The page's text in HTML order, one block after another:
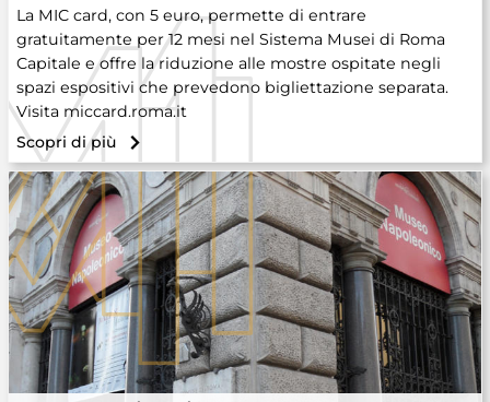
La MIC card, con 5 euro, permette di entrare
gratuitamente per 12 mesi nel Sistema Musei di Roma
Capitale e offre la riduzione alle mostre ospitate negli
spazi espositivi che prevedono bigliettazione separata.
Visita miccard.roma.it
Scopri di più